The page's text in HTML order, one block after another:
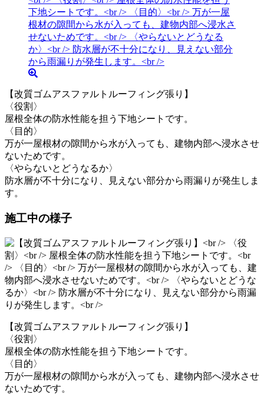
【改質ゴムアスファルトルーフィング張り】
〈役割〉
屋根全体の防水性能を担う下地シートです。
〈目的〉
万が一屋根材の隙間から水が入っても、建物内部へ浸水させ
ないためです。
〈やらないとどうなるか〉
防水層が不十分になり、見えない部分から雨漏りが発生しま
す。
施工中の様子
【改質ゴムアスファルトルーフィング張り】
〈役割〉
屋根全体の防水性能を担う下地シートです。
〈目的〉
万が一屋根材の隙間から水が入っても、建物内部へ浸水させ
ないためです。